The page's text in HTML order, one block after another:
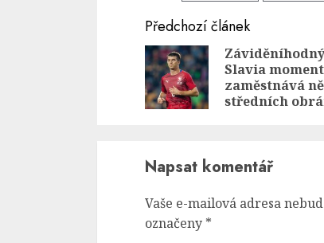
Continue
Reading
Předchozí článek
Slavia
zaměstnává
středních
Napsat komentář
Vaše e-mailová adresa
označeny *